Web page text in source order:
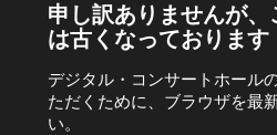
申し訳ありませんが
は古くなっております
デジタル・コンサートホール
ただくために、ブラウザを最
い。